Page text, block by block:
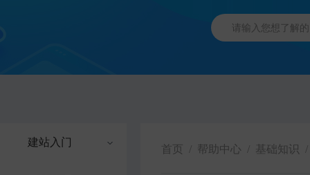
建站入门
首页 / 帮助中心 / 基础知识 /